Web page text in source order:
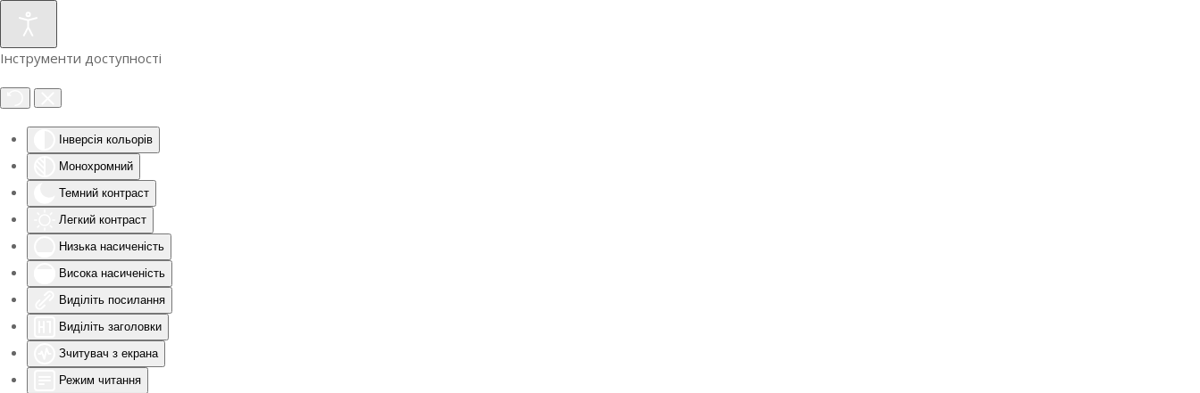
Інструменти доступності
Інверсія кольорів
Монохромний
Темний контраст
Легкий контраст
Низька насиченість
Висока насиченість
Виділіть посилання
Виділіть заголовки
Зчитувач з екрана
Режим читання